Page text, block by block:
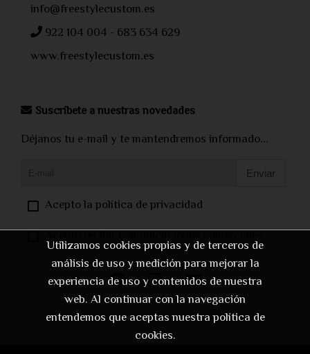
info@freestylecustom.es
922 104 004 - 683 634 629
www.freestylecustom.es
Suscríbete a nuestras novedades
Déjanos tu e-mail y te mantendremos informado...
Enviar
Acepto la política de privacidad
Acepto recibir comunicaciones comerciales.
Utilizamos cookies propias y de terceros de
análisis de uso y medición para mejorar la
experiencia de uso y contenidos de nuestra
web. Al continuar con la navegación
entendemos que aceptas nuestra política de
cookies.